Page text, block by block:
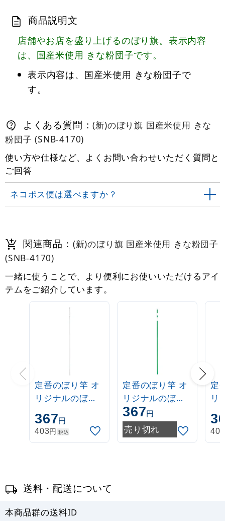
商品説明文
店舗やお店を盛り上げるのぼり旗。表示内容
は、国産米使用 きな粉団子です。
表示内容は、国産米使用 きな粉団子で
す。
よくある質問：(新)のぼり旗 国産米使用 きな
粉団子 (SNB-4170)
使い方や仕様など、よくお問い合わせいただく質問と
ご回答
ネコポス便は選べますか？
関連商品： (新)のぼり旗 国産米使用 きな粉団子
(SNB-4170)
一緒に使うことで、より便利にお使いいただけるアイ
テムをご紹介しています。
定番のぼり竿 オ
リジナルのぼり
ポール 1.6～3m
伸縮式 白
(30537***)
367円
403円 税込
定番のぼり竿 オ
リジナルのぼり
ポール 1.6～3m
伸縮式 緑
(30537GRN)
367円
売り切れ
定
リ
ポ
伸
403
送料・配送について
本商品群の送料ID